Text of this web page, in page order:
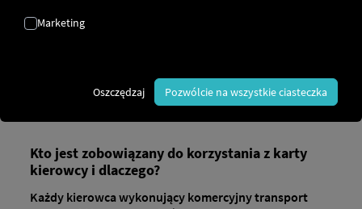
kierowcy. Używanie takiej karty w połączeniu z
sprawie czasu pracy kierowcy.Karta kierowcy jest ważna
maksymalnie pięć lat i po tym okresie należy ją odnowić
Kto jest zobowiązany do korzystania z karty
kierowcy i dlaczego?
Każdy kierowca wykonujący komercyjny transport
Marketing
Oszczędzaj Pozwólcie na wszystkie ciasteczka